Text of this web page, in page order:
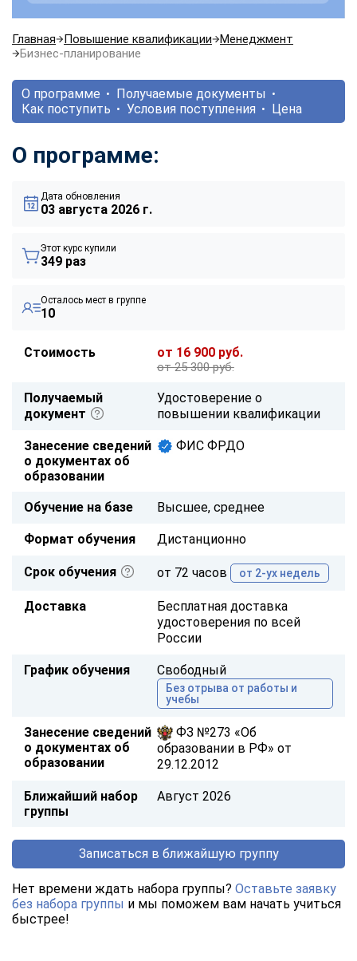
Главная Повышение квалификации
Менеджмент
Бизнес-планирование
О программе
Получаемые документы
Как поступить
Условия поступления Цена
О программе:
Дата обновления
03 августа 2026 г.
Этот курс купили
349 раз
Осталось мест в группе
10
Стоимость от 16 900 руб.
от 25 300 руб.
Получаемый
документ
Удостоверение о
повышении квалификации
Занесение сведений
о документах об
образовании
ФИС ФРДО
Обучение на базе Высшее, среднее
Формат обучения Дистанционно
Срок обучения от 72 часов от 2-ух недель
Доставка
Бесплатная доставка
удостоверения по всей
России
График обучения Свободный
Без отрыва от работы и
учебы
Занесение сведений
о документах об
образовании
ФЗ №273 «Об
образовании в РФ» от
29.12.2012
Ближайший набор
группы
Август 2026
Записаться в ближайшую группу
Нет времени ждать набора группы? Оставьте заявку
без набора группы и мы поможем вам начать учиться
быстрее!